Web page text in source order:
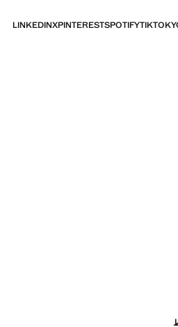
TIKTOK
SPOTIFY
PINTEREST
X
LINKEDIN